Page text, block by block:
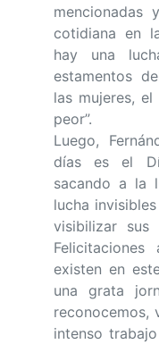
mencionadas
cotidiana en
hay una
estamentos
las mujeres,
peor”.
Luego,
días es el
sacando a la
lucha
visibilizar sus
existen en
una grata
reconocemos,
intenso